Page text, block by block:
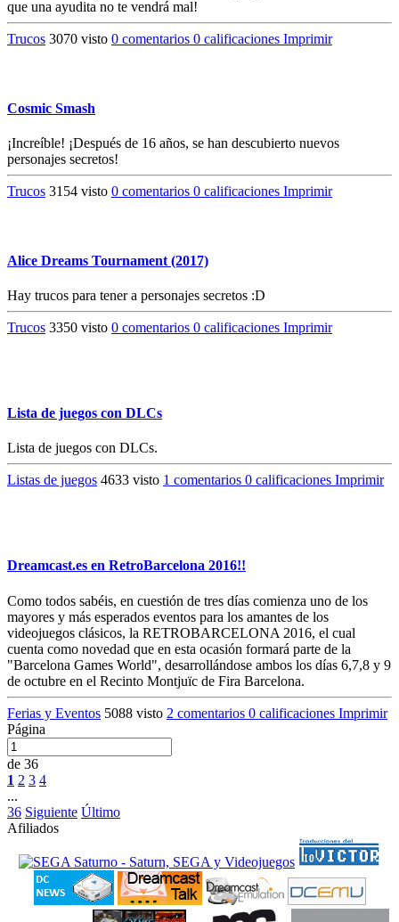
que una ayudita no te vendrá mal!
Trucos 3070 visto 0 comentarios 0 calificaciones Imprimir
Cosmic Smash
¡Increíble! ¡Después de 16 años, se han descubierto nuevos
personajes secretos!
Trucos 3154 visto 0 comentarios 0 calificaciones Imprimir
Alice Dreams Tournament (2017)
Hay trucos para tener a personajes secretos :D
Trucos 3350 visto 0 comentarios 0 calificaciones Imprimir
Lista de juegos con DLCs
Lista de juegos con DLCs.
Listas de juegos 4633 visto 1 comentarios 0 calificaciones Imprimir
Dreamcast.es en RetroBarcelona 2016!!
Como todos sabéis, en cuestión de tres días comienza uno de los
mayores y más esperados eventos para los amantes de los
videojuegos clásicos, la RETROBARCELONA 2016, el cual
cuenta como novedad que en esta ocasión formará parte de la
"Barcelona Games World", desarrollándose ambos los días 6,7,8 y 9
de octubre en el Recinto Montjuïc de Fira Barcelona.
Ferias y Eventos 5088 visto 2 comentarios 0 calificaciones Imprimir
Página
de 36
1 2 3 4
...
36 Siguiente Último
Afiliados